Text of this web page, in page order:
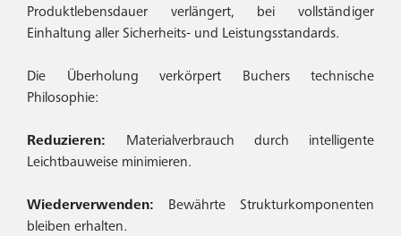
Produktlebensdauer verlängert, bei vollständiger
Einhaltung aller Sicherheits- und Leistungsstandards.
Die Überholung verkörpert Buchers technische
Philosophie:
Reduzieren:
Materialverbrauch durch intelligente
Leichtbauweise minimieren.
Wiederverwenden: Bewährte Strukturkomponenten
bleiben erhalten.